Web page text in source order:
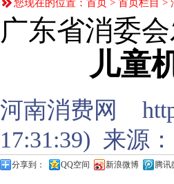
您现在的位置： 首页 > 首页栏目 >
广东省消委
儿童
河南消费网
17:31:39) 来源：
分享到： QQ空间 新浪微博 腾讯